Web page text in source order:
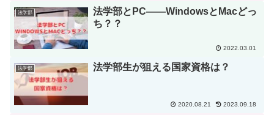
法学部
法学部とPC――WindowsとMacどっ
ち？？
2022.03.01
法学部 法学部生が狙える国家資格は？
2020.08.21 2023.09.18